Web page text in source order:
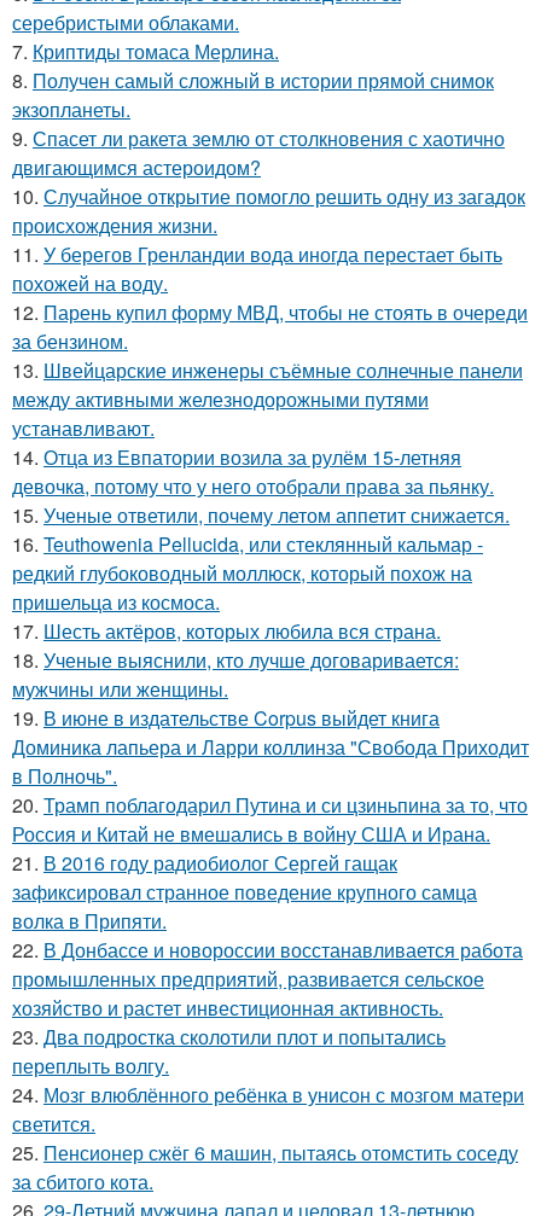
серебристыми облаками.
7. Криптиды томаса Мерлина.
8. Получен самый сложный в истории прямой снимок
экзопланеты.
9. Спасет ли ракета землю от столкновения с хаотично
двигающимся астероидом?
10. Случайное открытие помогло решить одну из загадок
происхождения жизни.
11. У берегов Гренландии вода иногда перестает быть
похожей на воду.
12. Парень купил форму МВД, чтобы не стоять в очереди
за бензином.
13. Швейцарские инженеры съёмные солнечные панели
между активными железнодорожными путями
устанавливают.
14. Отца из Евпатории возила за рулём 15-летняя
девочка, потому что у него отобрали права за пьянку.
15. Ученые ответили, почему летом аппетит снижается.
16. Teuthowenia Pellucida, или стеклянный кальмар -
редкий глубоководный моллюск, который похож на
пришельца из космоса.
17. Шесть актёров, которых любила вся страна.
18. Ученые выяснили, кто лучше договаривается:
мужчины или женщины.
19. В июне в издательстве Corpus выйдет книга
Доминика лапьера и Ларри коллинза "Свобода Приходит
в Полночь".
20. Трамп поблагодарил Путина и си цзиньпина за то, что
Россия и Китай не вмешались в войну США и Ирана.
21. В 2016 году радиобиолог Сергей гащак
зафиксировал странное поведение крупного самца
волка в Припяти.
22. В Донбассе и новороссии восстанавливается работа
промышленных предприятий, развивается сельское
хозяйство и растет инвестиционная активность.
23. Два подростка сколотили плот и попытались
переплыть волгу.
24. Мозг влюблённого ребёнка в унисон с мозгом матери
светится.
25. Пенсионер сжёг 6 машин, пытаясь отомстить соседу
за сбитого кота.
26. 29-Летний мужчина лапал и целовал 13-летнюю